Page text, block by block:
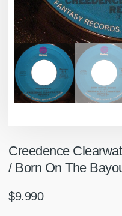
Creedence
/ Born On The
$9.990